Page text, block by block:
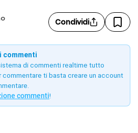
Condividi
commenti
di commenti realtime tutto
commentare ti basta creare un account
commenti!